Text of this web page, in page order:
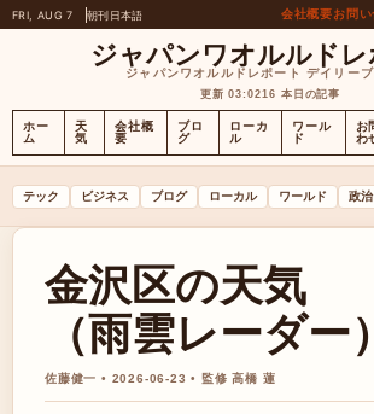
FRI, AUG 7 朝刊日本語 会社概要お問
ジャパンワオルルドレ
ジャパンワオルルドレポート デイリーブ
更新 03:0216 本日の記事
ホー
ム
天
気
会社概
要
ブロ
グ
ローカ
ル
ワール
ド
お
わ
テック ビジネス ブログ ローカル ワールド 政治
金沢区の天気
（雨雲レーダー）
佐藤健一 • 2026-06-23 • 監修 高橋 蓮